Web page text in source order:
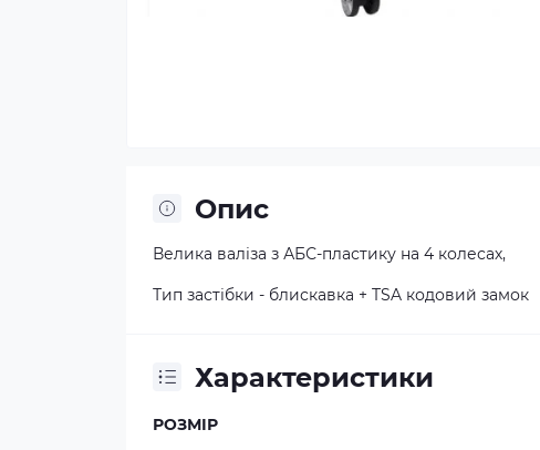
Опис
Велика валіза з АБС-пластику на 4 колесах,
Тип застібки - блискавка + TSA кодовий замок
Характеристики
РОЗМІР